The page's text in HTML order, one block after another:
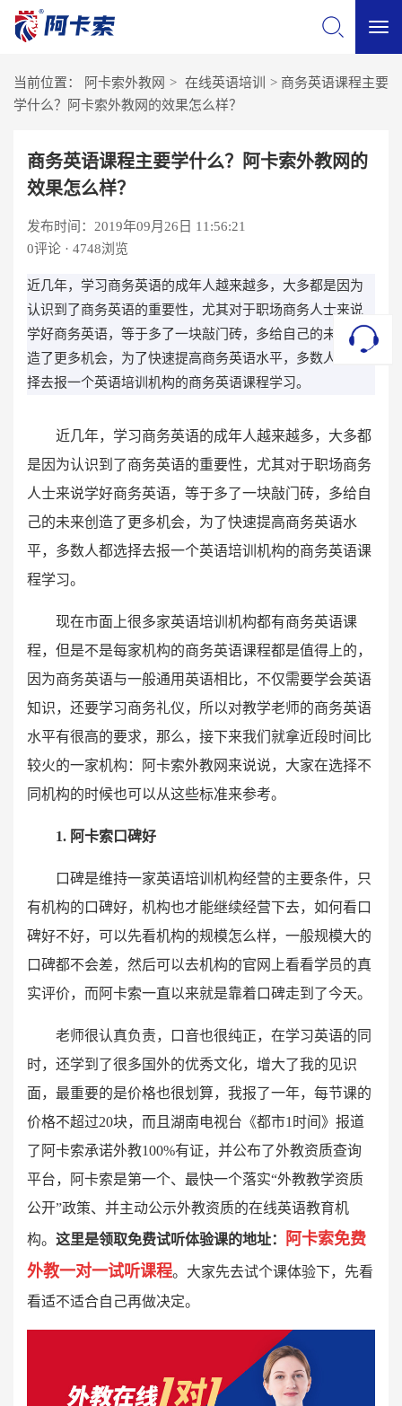
当前位置： 阿卡索外教网 > 在线英语培训 > 商务英语课程主要
学什么？阿卡索外教网的效果怎么样？
商务英语课程主要学什么？阿卡索外教网的
效果怎么样？
发布时间：2019年09月26日 11:56:21
0评论 · 4748浏览
近几年，学习商务英语的成年人越来越多，大多都是因为
认识到了商务英语的重要性，尤其对于职场商务人士来说
学好商务英语，等于多了一块敲门砖，多给自己的未来创
造了更多机会，为了快速提高商务英语水平，多数人都选
择去报一个英语培训机构的商务英语课程学习。
近几年，学习商务英语的成年人越来越多，大多都
是因为认识到了商务英语的重要性，尤其对于职场商务
人士来说学好商务英语，等于多了一块敲门砖，多给自
己的未来创造了更多机会，为了快速提高商务英语水
平，多数人都选择去报一个英语培训机构的商务英语课
程学习。
现在市面上很多家英语培训机构都有商务英语课
程，但是不是每家机构的商务英语课程都是值得上的，
因为商务英语与一般通用英语相比，不仅需要学会英语
知识，还要学习商务礼仪，所以对教学老师的商务英语
水平有很高的要求，那么，接下来我们就拿近段时间比
较火的一家机构：阿卡索外教网来说说，大家在选择不
同机构的时候也可以从这些标准来参考。
1. 阿卡索口碑好
口碑是维持一家英语培训机构经营的主要条件，只
有机构的口碑好，机构也才能继续经营下去，如何看口
碑好不好，可以先看机构的规模怎么样，一般规模大的
口碑都不会差，然后可以去机构的官网上看看学员的真
实评价，而阿卡索一直以来就是靠着口碑走到了今天。
老师很认真负责，口音也很纯正，在学习英语的同
时，还学到了很多国外的优秀文化，增大了我的见识
面，最重要的是价格也很划算，我报了一年，每节课的
价格不超过20块，而且湖南电视台《都市1时间》报道
了阿卡索承诺外教100%有证，并公布了外教资质查询
平台，阿卡索是第一个、最快一个落实“外教教学资质
公开”政策、并主动公示外教资质的在线英语教育机
构。 这里是领取免费试听体验课的地址：
阿卡索免费
外教一对一试听课程。大家先去试个课体验下，先看
看适不适合自己再做决定。